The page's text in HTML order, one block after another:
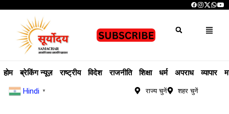
होम ब्रेकिंग न्यूज़ राष्ट्रीय विदेश राजनीति शिक्षा धर्म अपराध व्यापार
Hindi ▼ राज्य चुनें शहर चुनें